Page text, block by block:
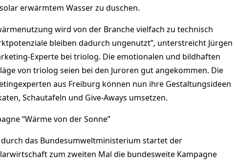
erwärmtem Wasser zu duschen.
wird von der Branche vielfach zu technisch
bleiben dadurch ungenutzt”, unterstreicht Jürgen
Experte bei triolog. Die emotionalen und bildhaften
von triolog seien bei den Juroren gut angekommen. Die
aus Freiburg können nun ihre Gestaltungsideen
Schautafeln und Give-Aways umsetzen.
“Wärme von der Sonne”
das Bundesumweltministerium startet der
zum zweiten Mal die bundesweite Kampagne